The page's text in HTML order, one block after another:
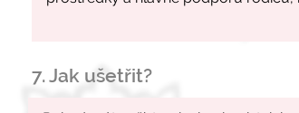
7. Jak ušetřit?